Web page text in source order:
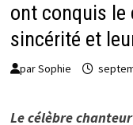
ont conquis
sincérité et
parSophie
Le célèbre